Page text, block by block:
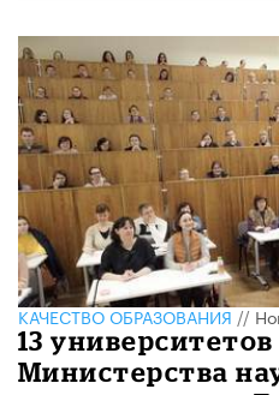
КАЧЕСТВО ОБРАЗОВАНИЯ//
13
Министерства